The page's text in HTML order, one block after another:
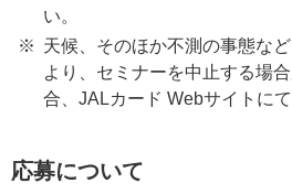
い。
天候、そのほか不測の事態な
より、セミナーを中止する場
合、JALカード Webサイトにて
応募について